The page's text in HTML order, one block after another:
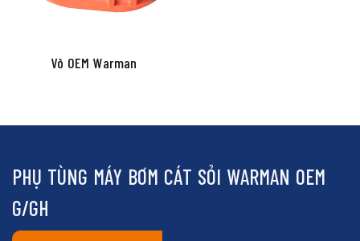
Vỏ OEM Warman
PHỤ TÙNG MÁY BƠM CÁT SỎI WARMAN OEM
G/GH